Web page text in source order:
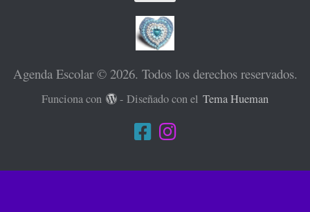
Agenda Escolar © 2026. Todos los derechos reservados.
Funciona con - Diseñado con elTema Hueman